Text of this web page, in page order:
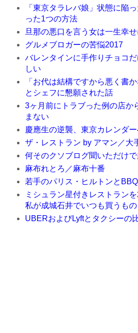
「東京タラレバ娘」状態に陥
った1つの方法
旦那の悪口を言う女は一生幸
グルメブロガーの苦悩2017
バレンタインに手作りチョコ
しい
「お代は結構ですから悪く書か
とシェフに懇願された話
3ヶ月前にトラブった例の店か
まない
慶應生の逆襲、東京カレンダ
ザ・レストラン by アマン／大
何そのクソブログ聞いただけで
麻布れとろ／麻布十番
若手のパリス・ヒルトンと
ミシュラン星付きレストラン
私が成城石井でいつも買うもの
UBERおよびLyftとタクシーの